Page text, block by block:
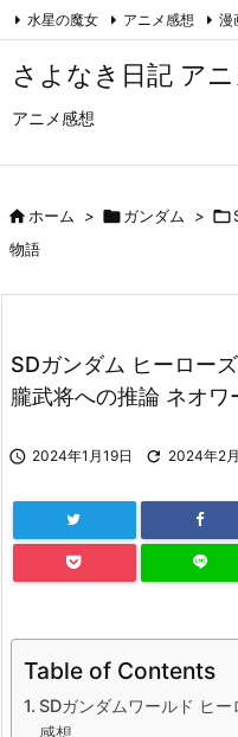
さよなき日記 ア
アニメ感想
水星の魔女 アニメ感想 漫
ホーム > ガンダム > 
物語
SDガンダム ヒーロー
朧武将への推論 ネオワ
 2024年1月19日  2024年2
Table of Contents
SDガンダムワールド ヒー
感想